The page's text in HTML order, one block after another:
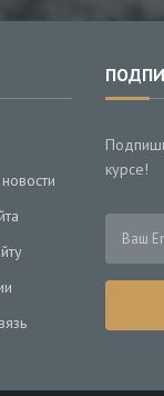
курсе!